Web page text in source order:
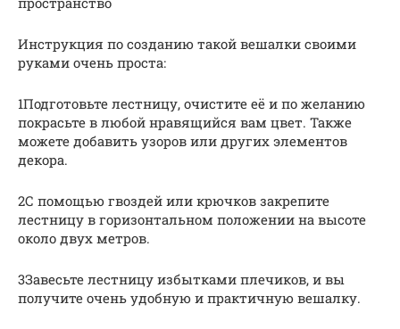
Инструкция по созданию такой вешалки своими
руками очень проста:
1Подготовьте лестницу, очистите её и по желанию
покрасьте в любой нравящийся вам цвет. Также
можете добавить узоров или других элементов
декора.
2С помощью гвоздей или крючков закрепите
лестницу в горизонтальном положении на высоте
около двух метров.
3Завесьте лестницу избытками плечиков, и вы
получите очень удобную и практичную вешалку.